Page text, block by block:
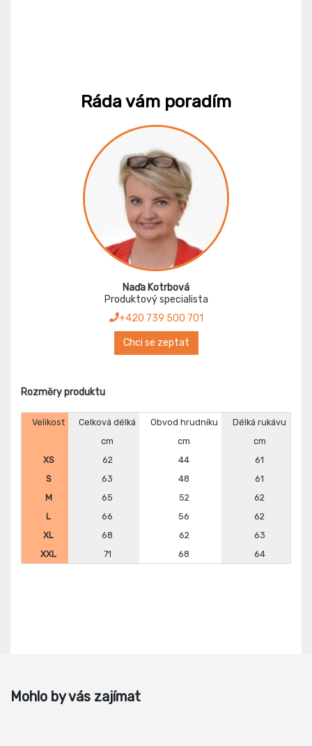
Ráda vám poradím
Naďa Kotrbová
Produktový specialista
+420 739 500 701
Chci se zeptat
Rozměry produktu
Velikost Celková délká Obvod hrudníku
Délká rukávu
cm
cm
cm
XS
62 44
61
S
63 48
61
M
65 52
62
L
66 56
62
XL
68 62
63
XXL
71 68 64
Mohlo by vás zajímat